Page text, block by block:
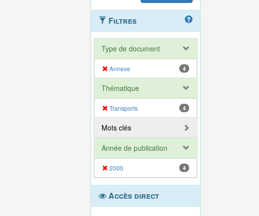
Filtres
Type de document
Annexe 4
Thématique
Transports 4
Mots clés
Année de publication
2000 4
Accès direct